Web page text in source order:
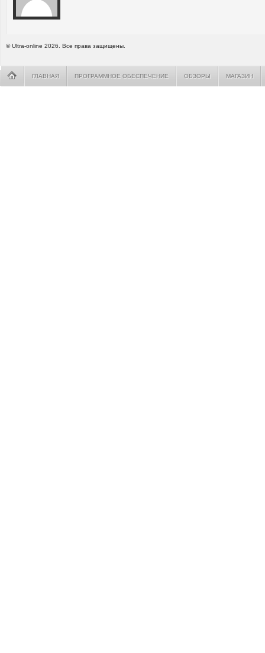
© Ultra-online 2026. Все права защищены.
ГЛАВНАЯ ПРОГРАММНОЕ ОБЕСПЕЧЕНИЕ ОБЗОРЫ МАГАЗИН